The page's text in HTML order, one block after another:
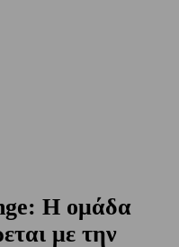
Η ομάδα
με την